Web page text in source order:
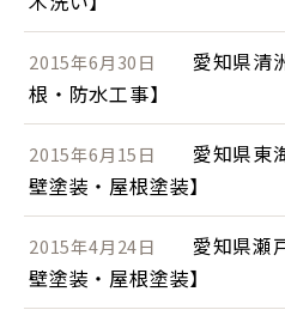
2015年6月30日
愛知県清
根・防水工事】
2015年6月15日
愛知県東
壁塗装・屋根塗装】
2015年4月24日
愛知県瀬
壁塗装・屋根塗装】